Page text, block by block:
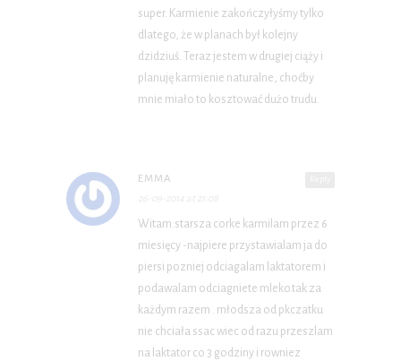
super. Karmienie zakończyłyśmy tylko
dlatego, że w planach był kolejny
dzidziuś. Teraz jestem w drugiej ciąży i
planuję karmienie naturalne, choćby
mnie miało to kosztować dużo trudu.
EMMA
Witam.starsza corke karmilam przez 6
miesięcy -najpiere przystawialam ja do
piersi pozniej odciagalam laktatorem i
podawalam odciagniete mleko.tak za
każdym razem . młodsza od pkczatku
nie chciała ssac wiec od razu przeszlam
na laktator co 3 godziny i rowniez